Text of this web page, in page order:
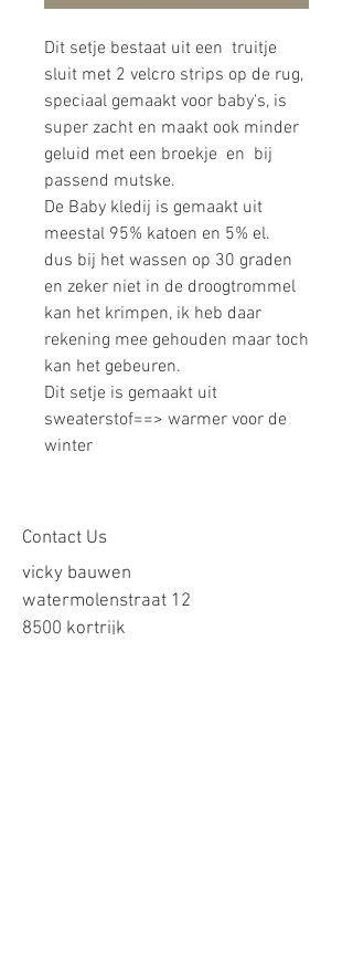
Dit setje bestaat uit een truitje
sluit met 2 velcro strips op de rug,
speciaal gemaakt voor baby's, is
super zacht en maakt ook minder
geluid met een broekje en bij
passend mutske.
De Baby kledij is gemaakt uit
meestal 95% katoen en 5% el.
dus bij het wassen op 30 graden
en zeker niet in de droogtrommel
kan het krimpen, ik heb daar
rekening mee gehouden maar toch
kan het gebeuren.
Dit setje is gemaakt uit
sweaterstof==> warmer voor de
winter
Contact Us
vicky bauwen
watermolenstraat 12
8500 kortrijk